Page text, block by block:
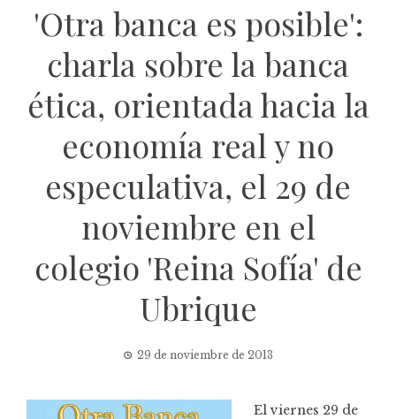
'Otra banca es posible':
charla sobre la banca
ética, orientada hacia la
economía real y no
especulativa, el 29 de
noviembre en el
colegio 'Reina Sofía' de
Ubrique
29 de noviembre de 2013
El viernes 29 de